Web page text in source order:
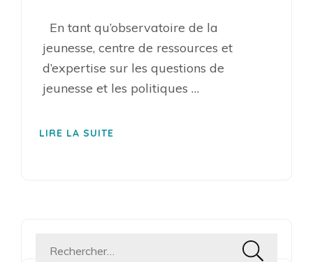
En tant qu’observatoire de la
jeunesse, centre de ressources et
d’expertise sur les questions de
jeunesse et les politiques …
LIRE LA SUITE
Rechercher :